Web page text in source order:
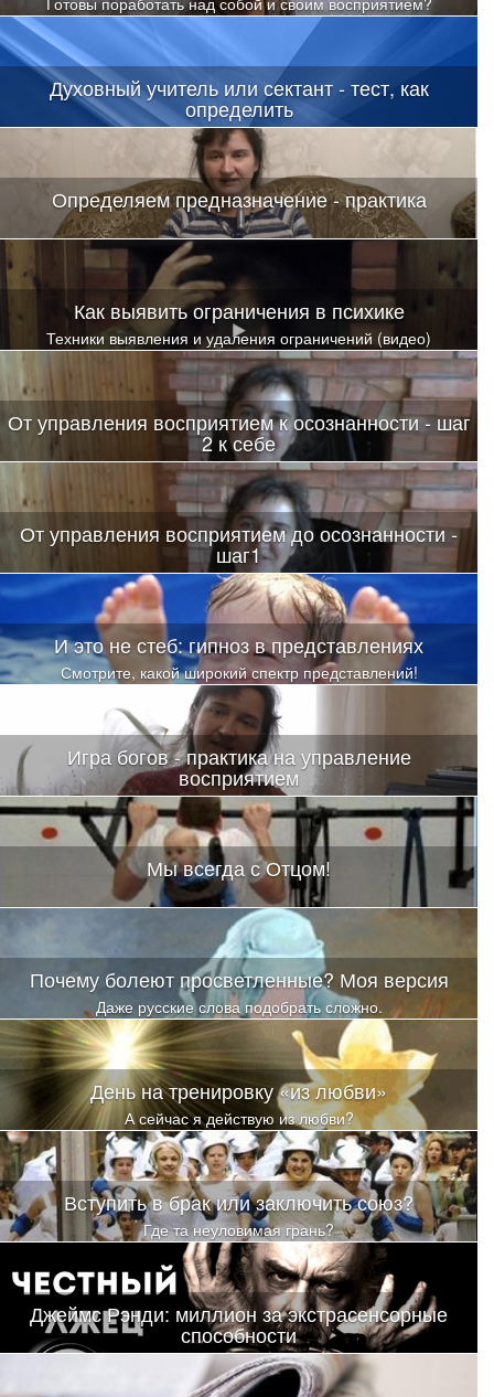
Духовный учитель или сектант - тест, как
определить
Определяем предназначение - практика
Как выявить ограничения в психике
Техники выявления и удаления ограничений (видео)
От управления восприятием к осознанности - шаг
2 к себе
От управления восприятием до осознанности -
шаг1
И это не стеб: гипноз в представлениях
Смотрите, какой широкий спектр представлений!
Игра богов - практика на управление
восприятием
Мы всегда с Отцом!
Почему болеют просветленные? Моя версия
Даже русские слова подобрать сложно.
День на тренировку «из любви»
А сейчас я действую из любви?
Вступить в брак или заключить союз?
Где та неуловимая грань?
Джеймс Рэнди: миллион за экстрасенсорные
способности
Да-да, речь пойдет о том Джеймсе Рэнди, который обещал
выплатить миллион долларов